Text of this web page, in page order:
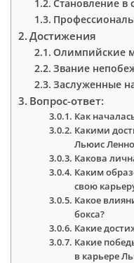
Становление в
Достижения
Олимпийские
Звание
Заслуженные
Вопрос-ответ:
Как
Какими
Льюис
Какова
Каким
свою
Какое
бокса?
Какие
Какие
в карьере